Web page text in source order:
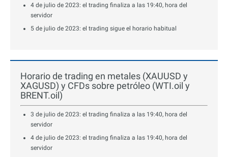
4 de julio de 2023: el trading finaliza a las 19:40, hora del
servidor
5 de julio de 2023: el trading sigue el horario habitual
Horario de trading en metales (XAUUSD y
XAGUSD) y CFDs sobre petróleo (WTI.oil y
BRENT.oil)
3 de julio de 2023: el trading finaliza a las 19:40, hora del
servidor
4 de julio de 2023: el trading finaliza a las 19:40, hora del
servidor